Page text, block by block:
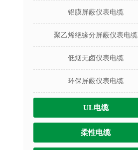
铝膜屏蔽仪表电缆
聚乙烯绝缘分屏蔽仪表电缆
低烟无卤仪表电缆
环保屏蔽仪表电缆
UL电缆
柔性电缆